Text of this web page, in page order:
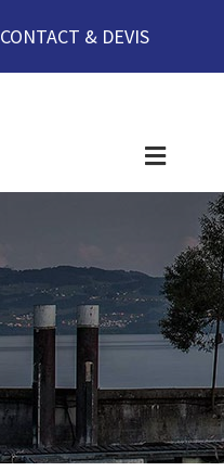
CONTACT & DEVIS